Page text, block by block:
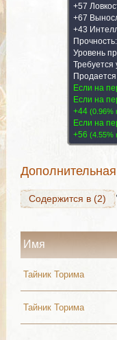
+57
+67
+43
Уровень
Требуется
Если на
Если на
+44 (0.96%
Если на
+56 (4.55%
Содержится в (2)
Содержится в (2)
Содержится в (2)
Имя
Тайник Торима
Тайник Торима